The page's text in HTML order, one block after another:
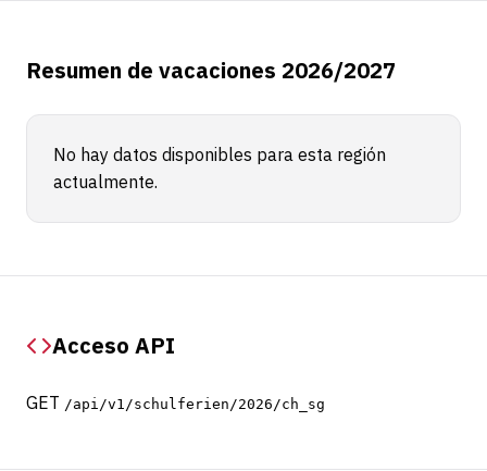
Resumen de vacaciones 2026/2027
No hay datos disponibles para esta región
actualmente.
Acceso API
GET /api/v1/schulferien/2026/ch_sg